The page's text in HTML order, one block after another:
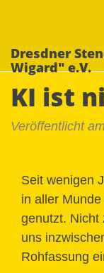
Dresdner
Wigard" e.V.
KI ist
Veröffentlicht
Seit wenigen
in aller
genutzt. Nicht
uns
Rohfassung